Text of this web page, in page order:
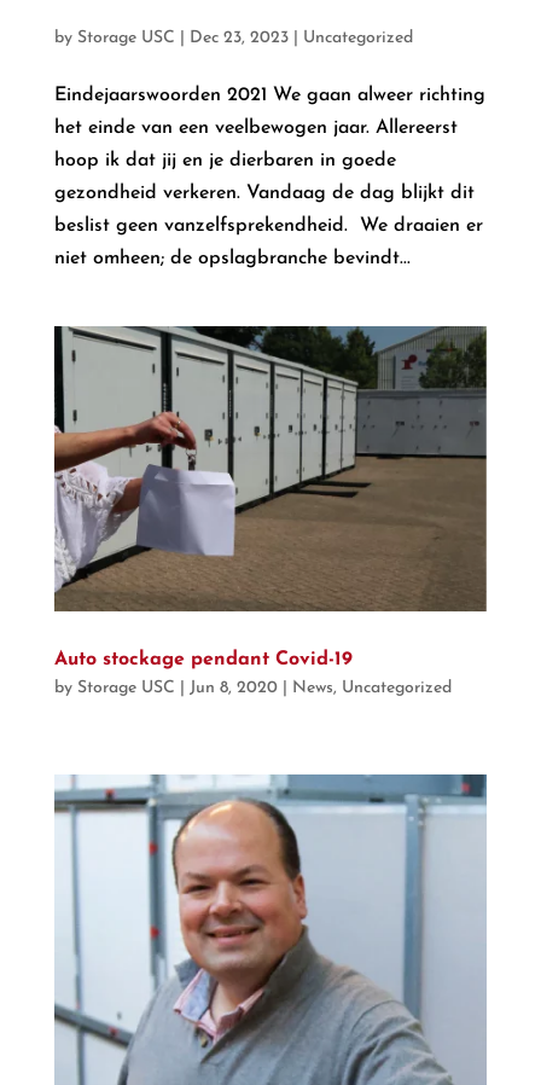
by Storage USC Dec 23, 2023| Uncategorized
Eindejaarswoorden 2021 We gaan alweer richting
het einde van een veelbewogen jaar. Allereerst
hoop ik dat jij en je dierbaren in goede
gezondheid verkeren. Vandaag de dag blijkt dit
beslist geen vanzelfsprekendheid. We draaien er
niet omheen; de opslagbranche bevindt...
Auto stockage pendant Covid-19
by Storage USC Jun 8, 2020| News, Uncategorized